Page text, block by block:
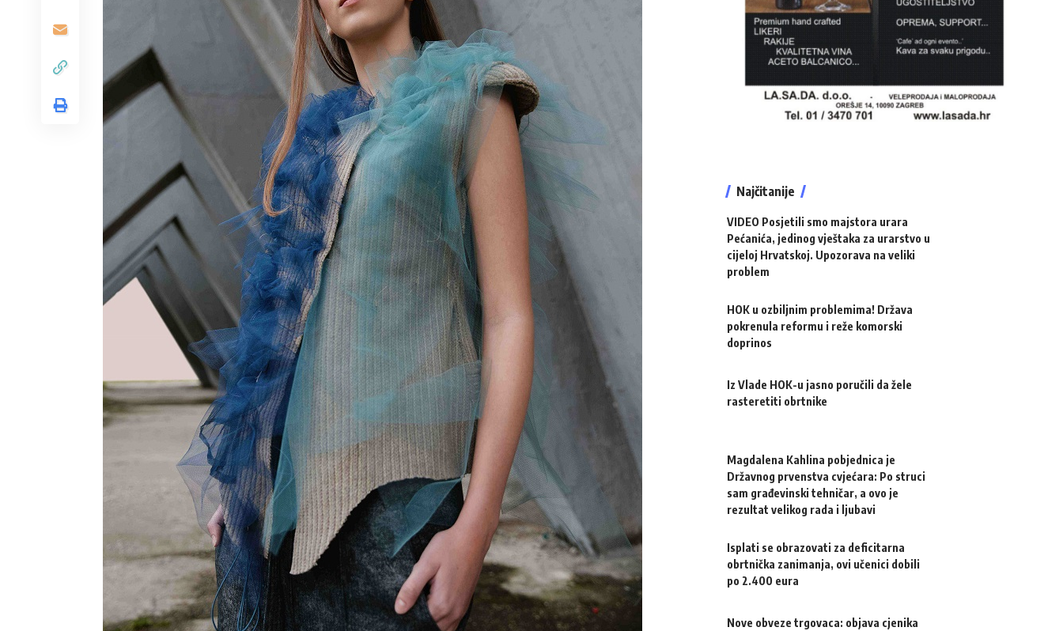
Najčitanije
VIDEO Posjetili smo majstora urara
Pećanića, jedinog vještaka za urarstvo u
cijeloj Hrvatskoj. Upozorava na veliki
problem
HOK u ozbiljnim problemima! Država
pokrenula reformu i reže komorski
doprinos
Iz Vlade HOK-u jasno poručili da žele
rasteretiti obrtnike
Magdalena Kahlina pobjednica je
Državnog prvenstva cvjećara: Po struci
sam građevinski tehničar, a ovo je
rezultat velikog rada i ljubavi
Isplati se obrazovati za deficitarna
obrtnička zanimanja, ovi učenici dobili
po 2.400 eura
Nove obveze trgovaca: objava cjenika